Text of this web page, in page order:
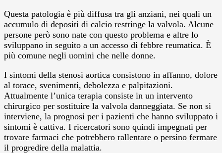
Questa patologia è più diffusa tra gli anziani, nei quali un
accumulo di depositi di calcio restringe la valvola. Alcune
persone però sono nate con questo problema e altre lo
sviluppano in seguito a un accesso di febbre reumatica. È
più comune negli uomini che nelle donne.
I sintomi della stenosi aortica consistono in affanno, dolore
al torace, svenimenti, debolezza e palpitazioni.
Attualmente l’unica terapia consiste in un intervento
chirurgico per sostituire la valvola danneggiata. Se non si
interviene, la prognosi per i pazienti che hanno sviluppato i
sintomi è cattiva. I ricercatori sono quindi impegnati per
trovare farmaci che potrebbero rallentare o persino fermare
il progredire della malattia.